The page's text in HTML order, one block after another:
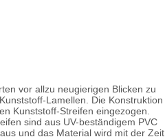
vor allzu neugierigen Blicken zu
Lamellen. Die Konstruktion
Kunststoff-Streifen eingezogen.
sind aus UV-beständigem PVC
und das Material wird mit der Zeit